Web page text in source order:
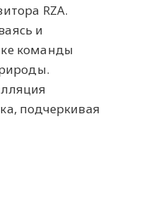
RZA.
и
команды
подчеркивая